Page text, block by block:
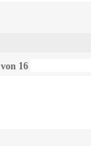
von 16